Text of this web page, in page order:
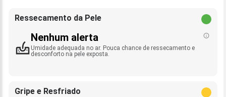
Ressecamento da Pele
Nenhum alerta
Umidade adequada no ar. Pouca chance de ressecamento e
desconforto na pele exposta.
Gripe e Resfriado